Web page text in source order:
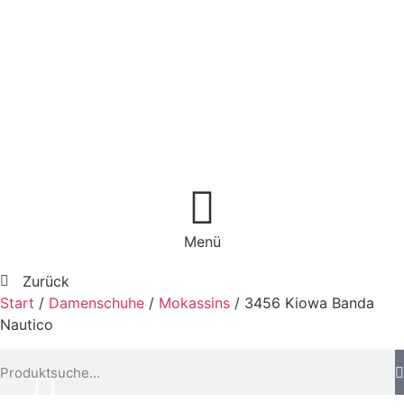
Menü
Zurück
Start / Damenschuhe / Mokassins / 3456 Kiowa Banda
Nautico